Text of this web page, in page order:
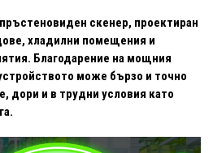
скенер, проектиран
хладилни помещения и
Благодарение на мощния
може бързо и точно
дори и в трудни условия като